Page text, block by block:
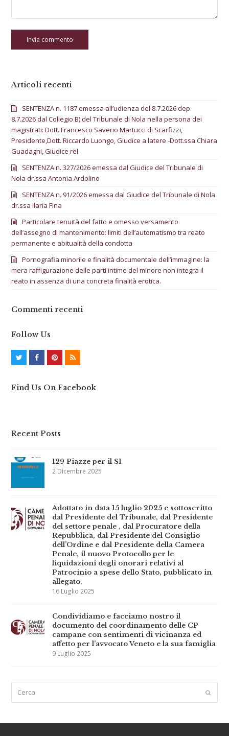
Articoli recenti
SENTENZA n. 1187 emessa all’udienza del 8.7.2026 dep.
8.7.2026 dal Collegio B) del Tribunale di Nola nella persona dei
magistrati: Dott. Francesco Saverio Martucci di Scarfizzi,
Presidente,Dott. Riccardo Luongo, Giudice a latere -Dott.ssa Chiara
Guadagni, Giudice rel.
SENTENZA n. 327/2026 emessa dal Giudice del Tribunale di
Nola dr.ssa Antonia Ardolino
SENTENZA n. 91/2026 emessa dal Giudice del Tribunale di Nola
dr.ssa Ilaria Fina
Particolare tenuità del fatto e omesso versamento
dell’assegno di mantenimento: limiti dell’automatismo tra reato
permanente e abitualità della condotta
Pornografia minorile e finalità documentale dell’immagine: la
mera raffigurazione delle parti intime del minore non integra il
reato in assenza di una concreta finalità erotica.
Commenti recenti
Follow Us
i
e
c
o
k
n
r
s
R
S
Find Us On Facebook
Recent Posts
129 Piazze per il SI
2 Dicembre 2025
Adottato in data 15 luglio 2025 e sottoscritto
dal Presidente del Tribunale, dal Presidente
del settore penale , dal Procuratore della
Repubblica, dal Presidente del Consiglio
dell’Ordine e dal Presidente della Camera
Penale, il nuovo Protocollo per le
liquidazioni degli onorari relativi al
Patrocinio a spese dello Stato, pubblicato in
allegato.
16 Luglio 2025
Condividiamo e facciamo nostro il
documento del coordinamento delle CP
campane con sentimenti di vicinanza ed
affetto per l’avvocato Veneto e la sua famiglia
9 Luglio 2025